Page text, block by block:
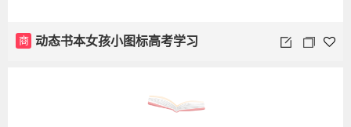
商 动态书本女孩小图标高考学习